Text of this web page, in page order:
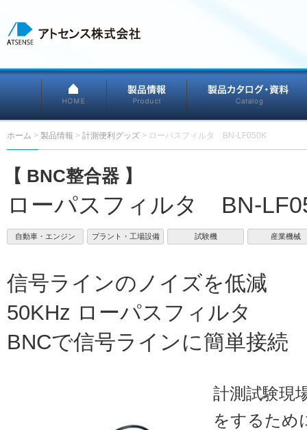
HOME 製品情報
ホーム > 製品情報 > 計測便利グッズ > ローパスフィルタ BN-LF050K
【 BNC整合器 】
ローパスフィルタ BN-
自動車・エンジン プラント・工場設備 試験機 産業機械
信号ラインのノイズを低減
50KHz ローパスフィルタ
BNCで信号ラインに簡単接続
計測試験現
をするため